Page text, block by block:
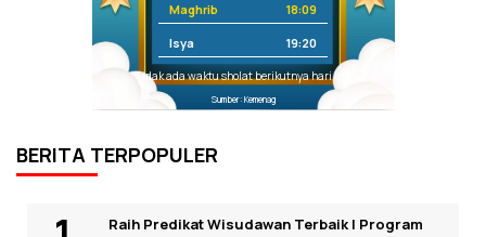
Maghrib 18:09
Isya 19:20
Tidak ada waktu sholat berikutnya hari ini.
Sumber: Kemenag
BERITA TERPOPULER
Raih Predikat Wisudawan Terbaik I Program